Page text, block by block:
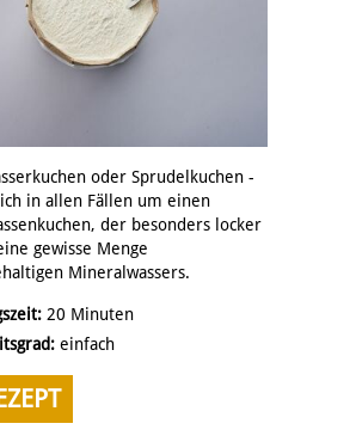
oder Sprudelkuchen -
in allen Fällen um einen
der besonders locker
gewisse Menge
Mineralwassers.
20 Minuten
einfach